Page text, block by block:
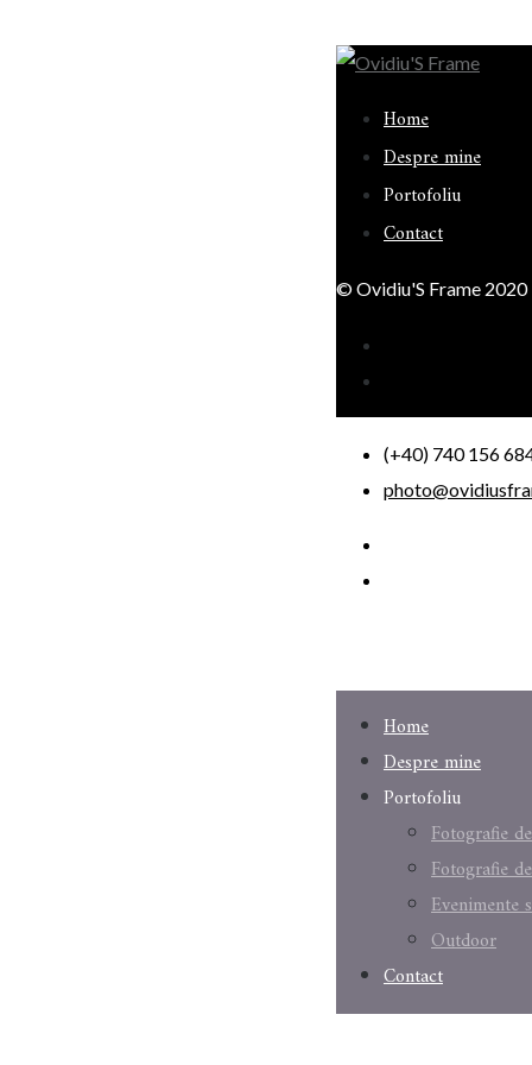
Home
Despre mine
Portofoliu
Contact
© Ovidiu'S Frame 2020
(+40) 740 156
Home
Despre mine
Portofoliu
Fotografie
Fotografie
Evenimente
Outdoor
Contact